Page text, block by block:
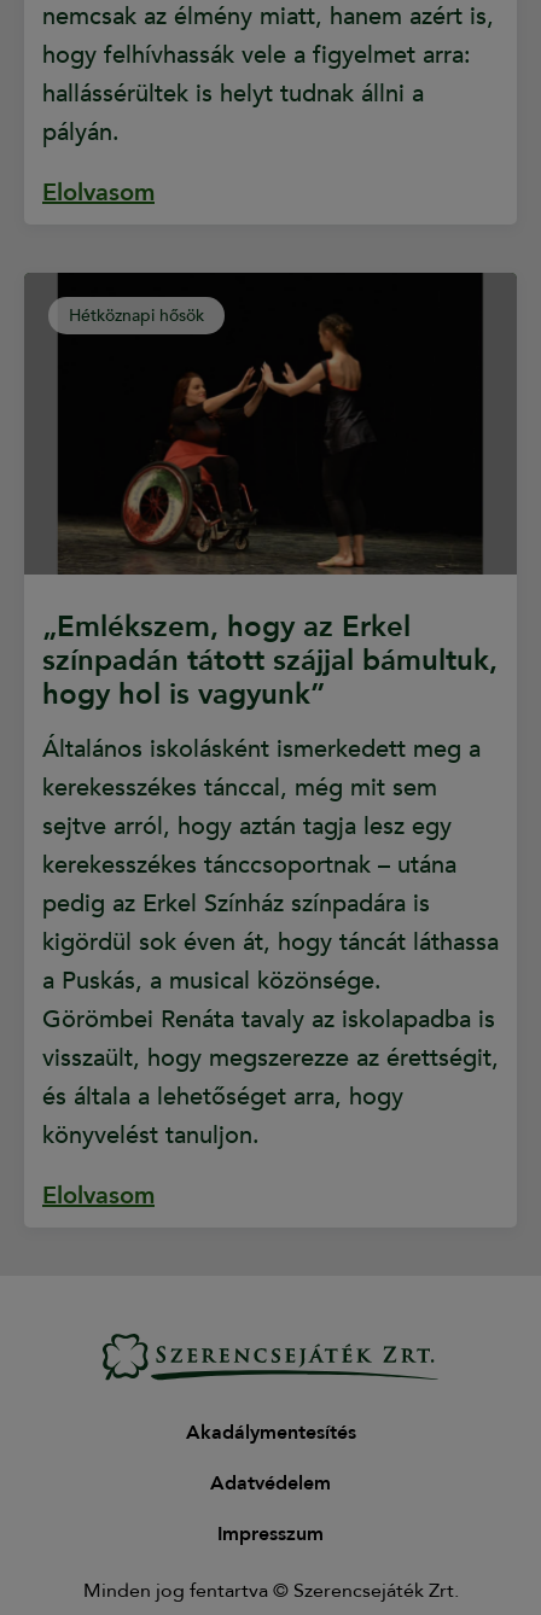
nemcsak az élmény miatt, hanem azért is,
hogy felhívhassák vele a figyelmet arra:
hallássérültek is helyt tudnak állni a
pályán.
Elolvasom
Hétköznapi hősök
„Emlékszem, hogy az Erkel
színpadán tátott szájjal bámultuk,
hogy hol is vagyunk”
Általános iskolásként ismerkedett meg a
kerekesszékes tánccal, még mit sem
sejtve arról, hogy aztán tagja lesz egy
kerekesszékes tánccsoportnak – utána
pedig az Erkel Színház színpadára is
kigördül sok éven át, hogy táncát láthassa
a Puskás, a musical közönsége.
Görömbei Renáta tavaly az iskolapadba is
visszaült, hogy megszerezze az érettségit,
és általa a lehetőséget arra, hogy
könyvelést tanuljon.
Elolvasom
Akadálymentesítés
Adatvédelem
Impresszum
Minden jog fentartva © Szerencsejáték Zrt.